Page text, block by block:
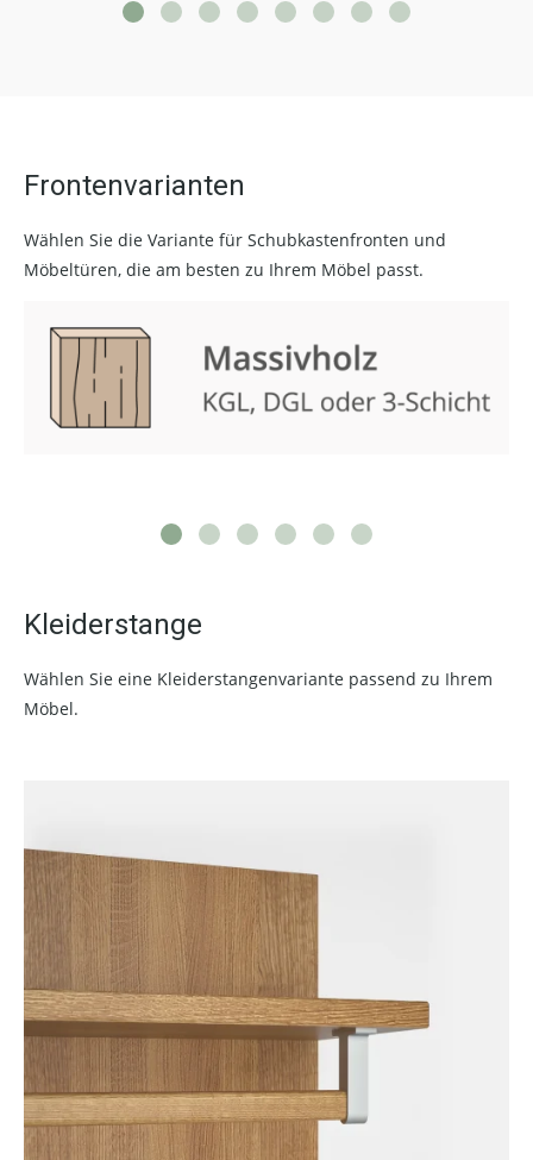
Frontenvarianten
Wählen Sie die Variante für Schubkastenfronten und
Möbeltüren, die am besten zu Ihrem Möbel passt.
Kleiderstange
Wählen Sie eine Kleiderstangenvariante passend zu Ihrem
Möbel.